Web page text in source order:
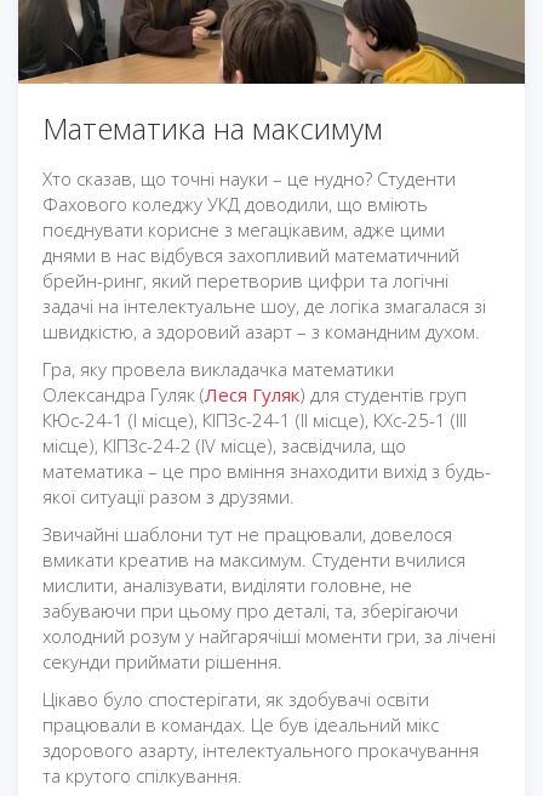
Математика на максимум
Хто сказав, що точні науки – це нудно? Студенти
Фахового коледжу УКД доводили, що вміють
поєднувати корисне з мегацікавим, адже цими
днями в нас відбувся захопливий математичний
брейн-ринг, який перетворив цифри та логічні
задачі на інтелектуальне шоу, де логіка змагалася зі
швидкістю, а здоровий азарт – з командним духом.
Гра, яку провела викладачка математики
Олександра Гуляк (Леся Гуляк) для студентів груп
КЮс-24-1 (І місце), КІПЗс-24-1 (ІІ місце), КХс-25-1 (ІІІ
місце), КІПЗс-24-2 (ІV місце), засвідчила, що
математика – це про вміння знаходити вихід з будь-
якої ситуації разом з друзями.
Звичайні шаблони тут не працювали, довелося
вмикати креатив на максимум. Студенти вчилися
мислити, аналізувати, виділяти головне, не
забуваючи при цьому про деталі, та, зберігаючи
холодний розум у найгарячіші моменти гри, за лічені
секунди приймати рішення.
Цікаво було спостерігати, як здобувачі освіти
працювали в командах. Це був ідеальний мікс
здорового азарту, інтелектуального прокачування
та крутого спілкування.